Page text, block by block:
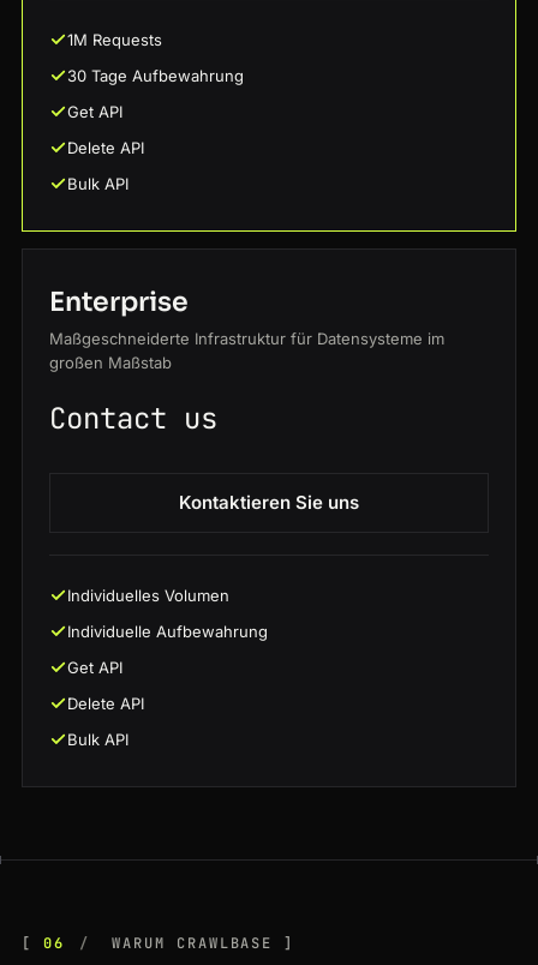
1M Requests
30 Tage Aufbewahrung
Get API
Delete API
Bulk API
Enterprise
Maßgeschneiderte Infrastruktur für Datensysteme im
großen Maßstab
Contact us
Kontaktieren Sie uns
Individuelles Volumen
Individuelle Aufbewahrung
Get API
Delete API
Bulk API
06 WARUM CRAWLBASE